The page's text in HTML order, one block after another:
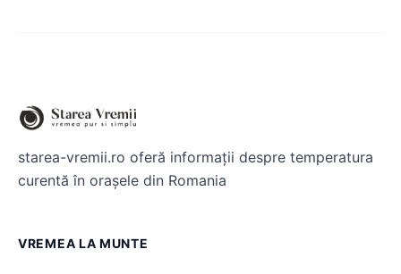
starea-vremii.ro oferă informații despre temperatura
curentă în orașele din Romania
VREMEA LA MUNTE